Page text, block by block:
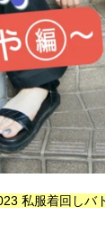
私服着回しバ